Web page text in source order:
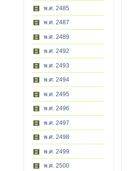
พ.ศ. 2485
พ.ศ. 2487
พ.ศ. 2489
พ.ศ. 2492
พ.ศ. 2493
พ.ศ. 2494
พ.ศ. 2495
พ.ศ. 2496
พ.ศ. 2497
พ.ศ. 2498
พ.ศ. 2499
พ.ศ. 2500